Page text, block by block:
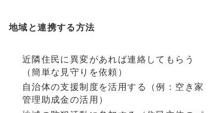
地域と連携する方法
近隣住民に異変があれば連絡してもらう
（簡単な見守りを依頼）
自治体の支援制度を活用する（例：空き家
管理助成金の活用）